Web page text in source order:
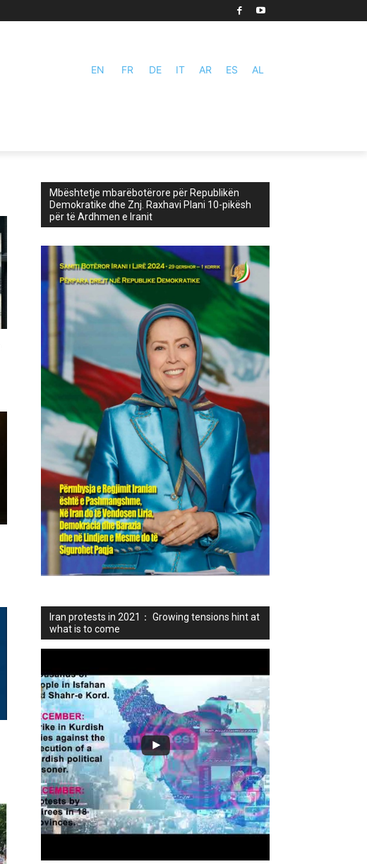
EN FR DE IT AR ES AL
Mbështetje mbarëbotërore për Republikën
Demokratike dhe Znj. Raxhavi Plani 10-pikësh
për të Ardhmen e Iranit
Iran protests in 2021： Growing tensions hint at
what is to come